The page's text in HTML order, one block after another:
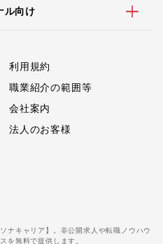
ル向け
利用規約
職業紹介の範囲等
会社案内
法人のお客様
ナキャリア】。非公開求人や転職ノウハウ
を無料で提供します。